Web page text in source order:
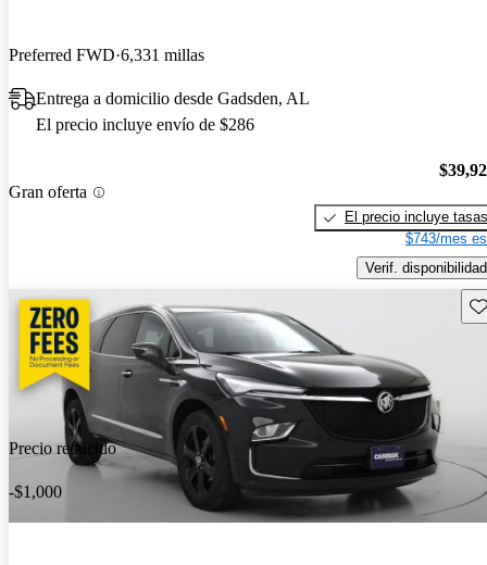
Preferred FWD 6,331 millas
Entrega a domicilio desde Gadsden, AL
El precio incluye envío de $286
Gran oferta
El precio incluye tasas
$743/mes
Verif. disponibilidad
Precio reducido
-$1,000